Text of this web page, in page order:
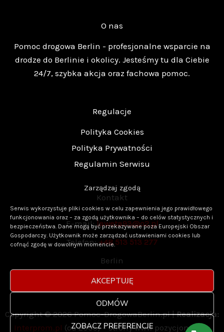
Zarządzaj zgodą
Serwis wykorzystuje pliki cookies w celu zapewnienia jego prawidłowego
funkcjonowania oraz – za zgodą użytkownika – do celów statystycznych i
bezpieczeństwa. Dane mogą być przekazywane poza Europejski Obszar
Gospodarczy. Użytkownik może zarządzać ustawieniami cookies lub
cofnąć zgodę w dowolnym momencie.
AKCEPTUJĘ
ODMÓW
ZOBACZ PREFERENCJE
O nas
Pomoc drogowa Berlin - profesjonalne wsparcie na
drodze do Berlinie i okolicy. Jesteśmy tu dla Ciebie
24/7, szybka akcja oraz fachowa pomoc.
Regulacje
Polityka Cookies
Polityka Prywatności
Regulamin Serwisu
Kontakt
E-mail:laweta93@o2.pl
Telefon:+48 513 513 277
Berlin
Copyright © 2026 Pomoc-DrogowaBerlin.pl |Realizacja:
Interprom.pl (od 2005) – strony www pozycjonujące